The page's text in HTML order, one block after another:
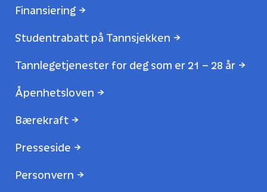
Finansiering
Studentrabatt på Tannsjekken
Tannlegetjenester for deg som er 21 – 28 år
Åpenhetsloven
Bærekraft
Presseside
Personvern